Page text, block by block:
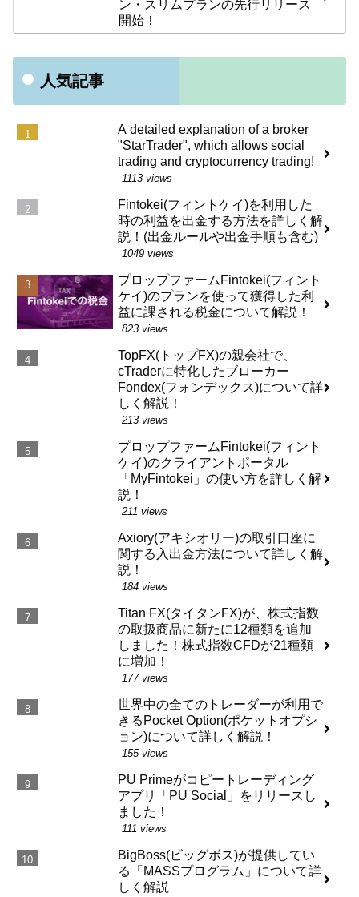
ン・スリムプランの先行リリース
開始！
人気記事
A detailed explanation of a broker
"StarTrader", which allows social
trading and cryptocurrency trading!
1113 views
Fintokei(フィントケイ)を利用した
時の利益を出金する方法を詳しく解
説！(出金ルールや出金手順も含む)
1049 views
プロップファームFintokei(フィント
ケイ)のプランを使って獲得した利
益に課される税金について解説！
823 views
TopFX(トップFX)の親会社で、
cTraderに特化したブローカー
Fondex(フォンデックス)について詳
しく解説！
213 views
プロップファームFintokei(フィント
ケイ)のクライアントポータル
「MyFintokei」の使い方を詳しく解
説！
211 views
Axiory(アキシオリー)の取引口座に
関する入出金方法について詳しく解
説！
184 views
Titan FX(タイタンFX)が、株式指数
の取扱商品に新たに12種類を追加
しました！株式指数CFDが21種類
に増加！
177 views
世界中の全てのトレーダーが利用で
きるPocket Option(ポケットオプシ
ョン)について詳しく解説！
155 views
PU Primeがコピートレーディング
アプリ「PU Social」をリリースし
ました！
111 views
BigBoss(ビッグボス)が提供してい
る「MASSプログラム」について詳
しく解説